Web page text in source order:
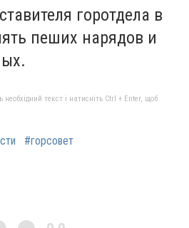
горотдела в
пеших нарядов и
текст і натисніть Ctrl + Enter, щоб
#горсовет